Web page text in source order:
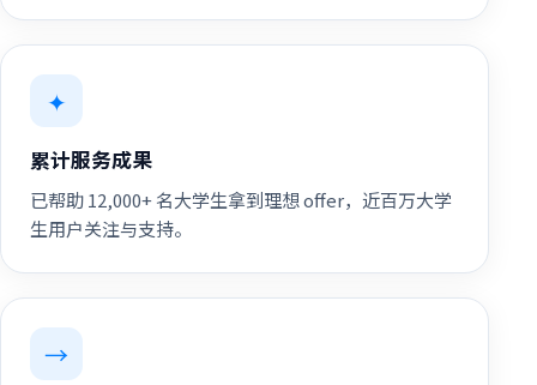
✦
累计服务成果
已帮助 12,000+ 名大学生拿到理想 offer，近百万大学
生用户关注与支持。
→